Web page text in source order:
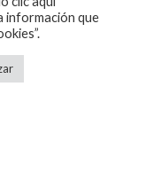
DOS
información que